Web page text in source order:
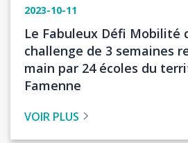
2023-10-11
Titre
de
l'actualité
Le Fabuleux Défi Mobilité
challenge de 3 semaines
main par 24 écoles du
Famenne
VOIR PLUS